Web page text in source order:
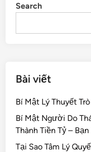
o
o
n s
Search
Bài viết
Bí Mật Lý Thuyết
Bí Mật Người Do
Thành Tiền Tỷ –
Tại Sao Tâm Lý